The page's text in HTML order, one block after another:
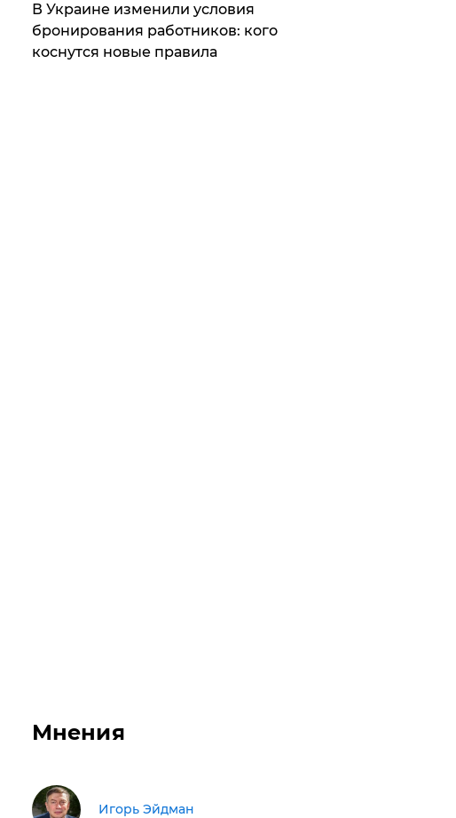
В Украине изменили условия
бронирования работников: кого
коснутся новые правила
Мнения
Игорь Эйдман